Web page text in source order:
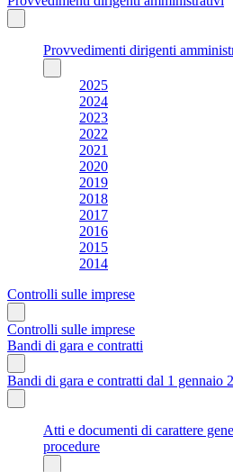
Provvedimenti dirigenti
2025
2024
2023
2022
2021
2020
2019
2018
2017
2016
2015
2014
Controlli sulle imprese
Controlli sulle imprese
Bandi di gara e contratti
Bandi di gara e contratti dal 1 gennaio
Atti e documenti di carattere
procedure